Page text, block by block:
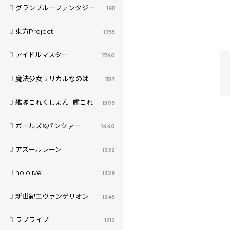
グランブルーファンタジー 1911
東方Project 1755
アイドルマスター 1740
魔法少女リリカルなのは 1517
艦隊これくしょん -艦これ- 1509
ガールズ&パンツァー 1440
アズールレーン 1332
hololive 1329
新世紀エヴァンゲリオン 1245
ラブライブ 1212